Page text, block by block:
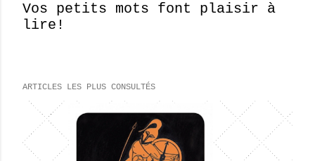
E
g
t
Vos petits mots font plaisir à
lire!
ARTICLES LES PLUS CONSULTÉS